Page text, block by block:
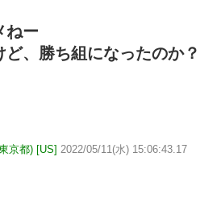
ねー
ど、勝ち組になったのか？
京都) [US] 2022/05/11(水) 15:06:43.17